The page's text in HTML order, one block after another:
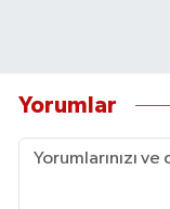
Yorumlar